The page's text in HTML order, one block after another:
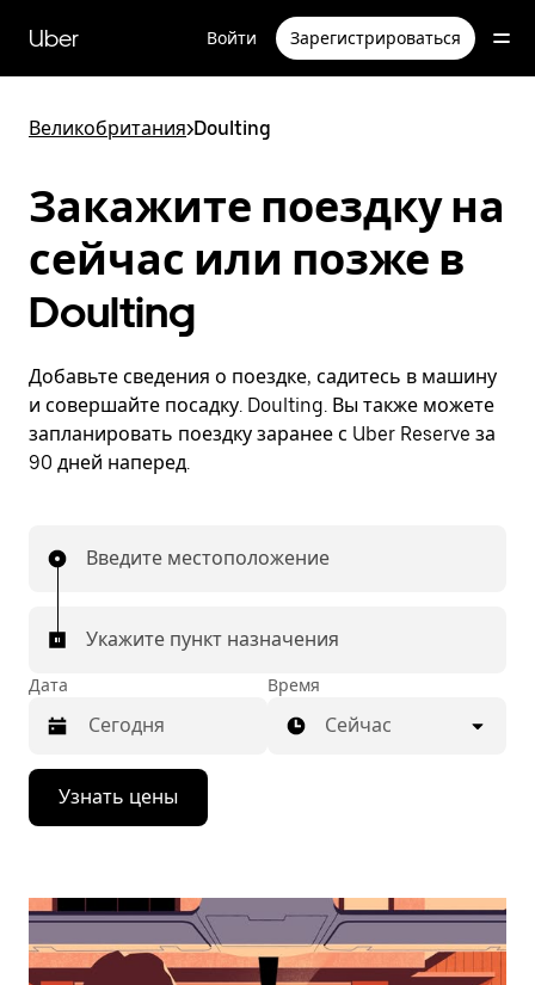
перейти
к
содержимому
Uber Войти Зарегистрироваться
Великобритания>Doulting
Закажите поездку на
сейчас или позже в
Doulting
Добавьте сведения о поездке, садитесь в машину
и совершайте посадку. Doulting. Вы также можете
запланировать поездку заранее с Uber Reserve за
90 дней наперед.
Введите местоположение
Укажите пункт назначения
Дата
Нажмите
стрелку
вниз,
календарю
выбрать
дату.
Время
Сейчас
Узнать цены